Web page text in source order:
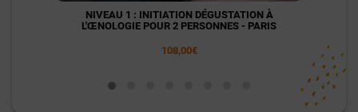
NIVEAU 1 : INITIATION DÉGUSTATION À
L'ŒNOLOGIE POUR 2 PERSONNES - PARIS
108,00€